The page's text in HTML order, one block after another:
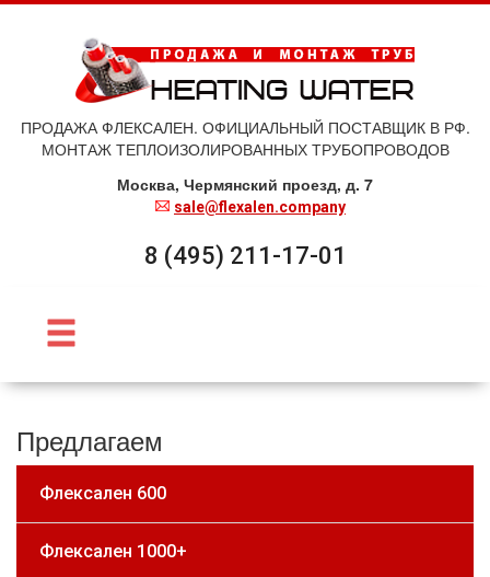
ПРОДАЖА ФЛЕКСАЛЕН. ОФИЦИАЛЬНЫЙ ПОСТАВЩИК В РФ.
МОНТАЖ ТЕПЛОИЗОЛИРОВАННЫХ ТРУБОПРОВОДОВ
Москва, Чермянский проезд, д. 7
sale@flexalen.company
8 (495) 211-17-01
Предлагаем
Флексален 600
Флексален 1000+